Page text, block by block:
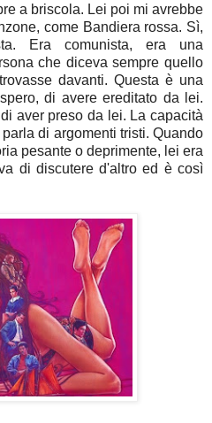
a briscola. Lei poi mi avrebbe
come Bandiera rossa. Sì,
Era comunista, era una
che diceva sempre quello
davanti. Questa è una
di avere ereditato da lei.
aver preso da lei. La capacità
di argomenti tristi. Quando
pesante o deprimente, lei era
di discutere d'altro ed è così